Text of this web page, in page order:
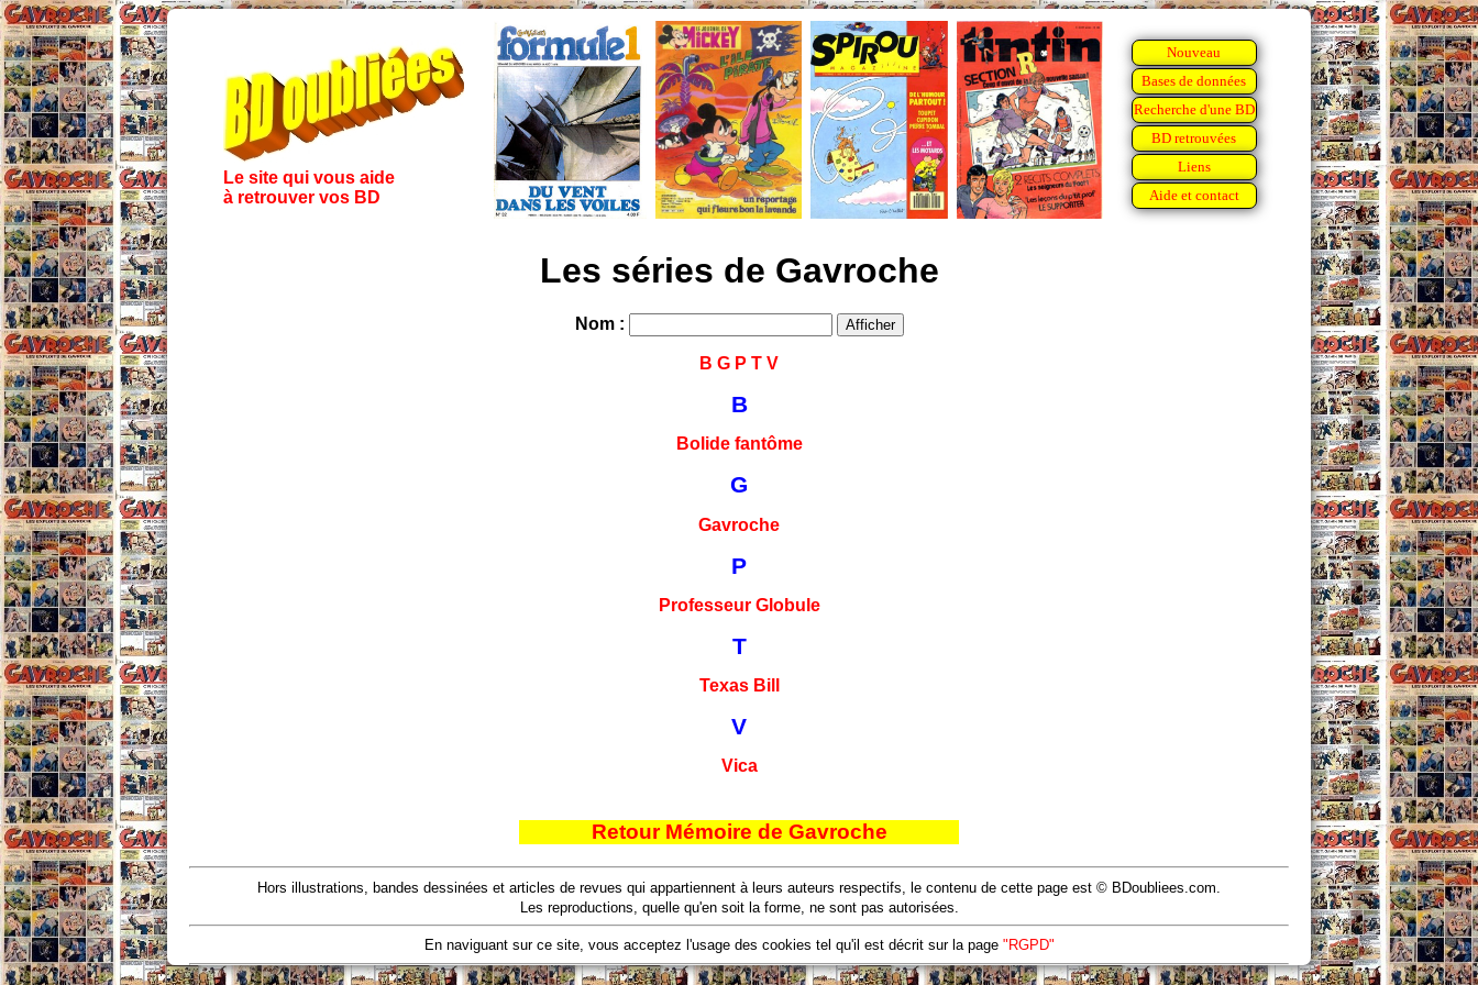
Le site qui vous aide
à retrouver vos BD
Nouveau
Bases de données
Recherche d'une BD
BD retrouvées
Liens
Aide et contact
Les séries de Gavroche
Nom :
B G P T V
B
Bolide fantôme
G
Gavroche
P
Professeur Globule
T
Texas Bill
V
Vica
Retour Mémoire de Gavroche
Hors illustrations, bandes dessinées et articles de revues qui appartiennent à leurs auteurs respectifs, le contenu de cette page est © BDoubliees.com.
Les reproductions, quelle qu'en soit la forme, ne sont pas autorisées.
En naviguant sur ce site, vous acceptez l'usage des cookies tel qu'il est décrit sur la page "RGPD"